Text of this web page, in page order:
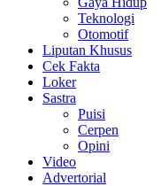
Teknologi
Otomotif
Liputan Khusus
Cek Fakta
Loker
Sastra
Puisi
Cerpen
Opini
Video
Advertorial